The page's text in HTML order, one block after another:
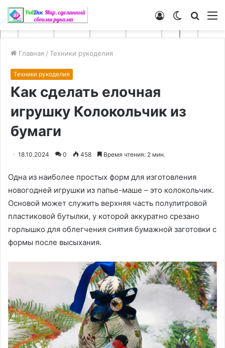
Switch
Войти
Главная / Техники рукоделия
Техники рукоделия
Как сделать елочная
игрушку Колокольчик из
бумаги
18.10.2024 0 458 Время чтения: 2 мин.
Одна из наиболее простых форм для изготовления
новогодней игрушки из папье-маше – это колокольчик.
Основой может служить верхняя часть полулитровой
пластиковой бутылки, у которой аккуратно срезано
горлышко для облегчения снятия бумажной заготовки с
формы после высыхания.